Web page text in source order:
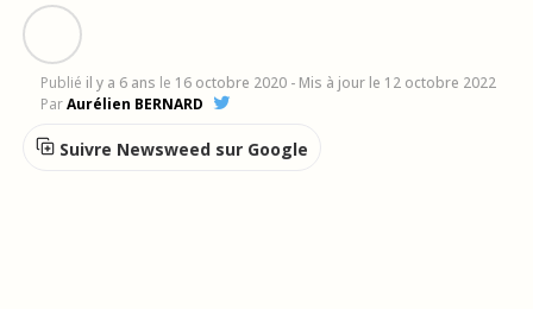
Publié il y a 6 ans le 16 octobre 2020 - Mis à jour le 12 octobre 2022
ParAurélien BERNARD
Suivre Newsweed sur Google